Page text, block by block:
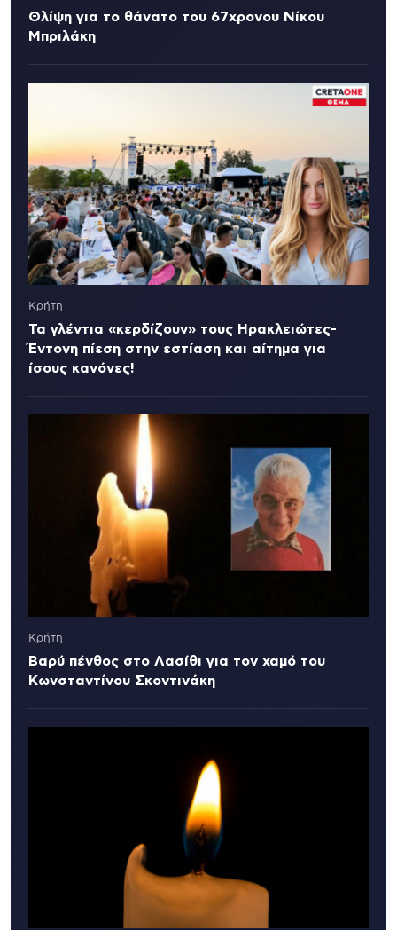
Θλίψη για το θάνατο του 67χρονου Νίκου
Μπριλάκη
Κρήτη
Τα γλέντια «κερδίζουν» τους Ηρακλειώτες-
Έντονη πίεση στην εστίαση και αίτημα για
ίσους κανόνες!
Κρήτη
Βαρύ πένθος στο Λασίθι για τον χαμό του
Κωνσταντίνου Σκοντινάκη